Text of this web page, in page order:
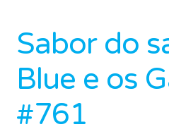
Sabor do
Blue e os
#761